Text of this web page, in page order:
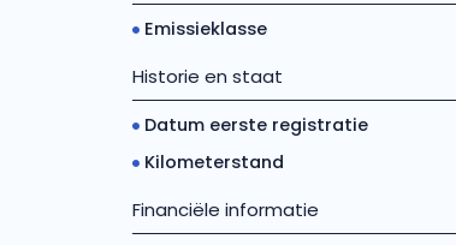
Emissieklasse
Historie en staat
Datum eerste registratie
Kilometerstand
Financiële informatie